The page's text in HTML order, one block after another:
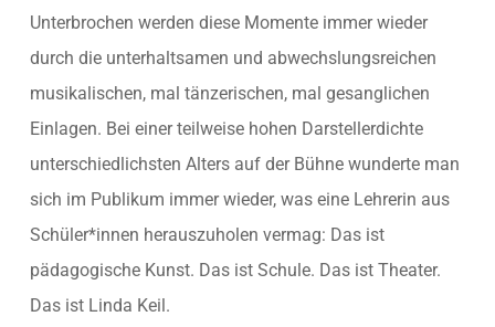
Unterbrochen werden diese Momente immer wieder
durch die unterhaltsamen und abwechslungsreichen
musikalischen, mal tänzerischen, mal gesanglichen
Einlagen. Bei einer teilweise hohen Darstellerdichte
unterschiedlichsten Alters auf der Bühne wunderte man
sich im Publikum immer wieder, was eine Lehrerin aus
Schüler*innen herauszuholen vermag: Das ist
pädagogische Kunst. Das ist Schule. Das ist Theater.
Das ist Linda Keil.